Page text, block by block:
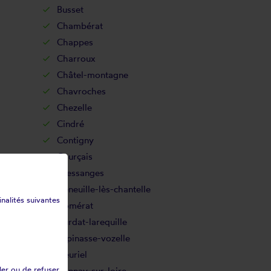
Busset
Chambérat
Chappes
Charroux
Châtel-montagne
Chavroches
Chezelle
Cindré
Contigny
Courçais
Cressanges
Deneuille-lès-chantelle
Domérat
Durdat-larequille
Espinasse-vozelle
Fleuriel
suivantes